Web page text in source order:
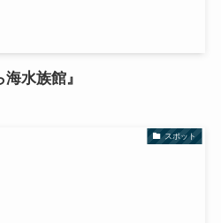
水族館』
スポット